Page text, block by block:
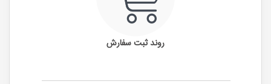
روند ثبت سفارش